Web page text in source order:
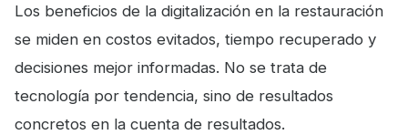
Los beneficios de la digitalización en la restauración
se miden en costos evitados, tiempo recuperado y
decisiones mejor informadas. No se trata de
tecnología por tendencia, sino de resultados
concretos en la cuenta de resultados.